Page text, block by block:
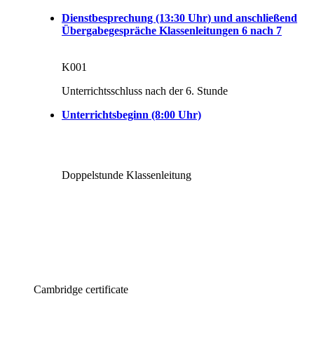
Dienstbesprechung (13:30 Uhr) und anschließend
Übergabegespräche Klassenleitungen 6 nach 7
K001
Unterrichtsschluss nach der 6. Stunde
Unterrichtsbeginn (8:00 Uhr)
Doppelstunde Klassenleitung
Cambridge certificate